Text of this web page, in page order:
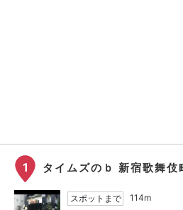
1 タイムズのｂ 新宿歌舞伎
スポットまで
114m